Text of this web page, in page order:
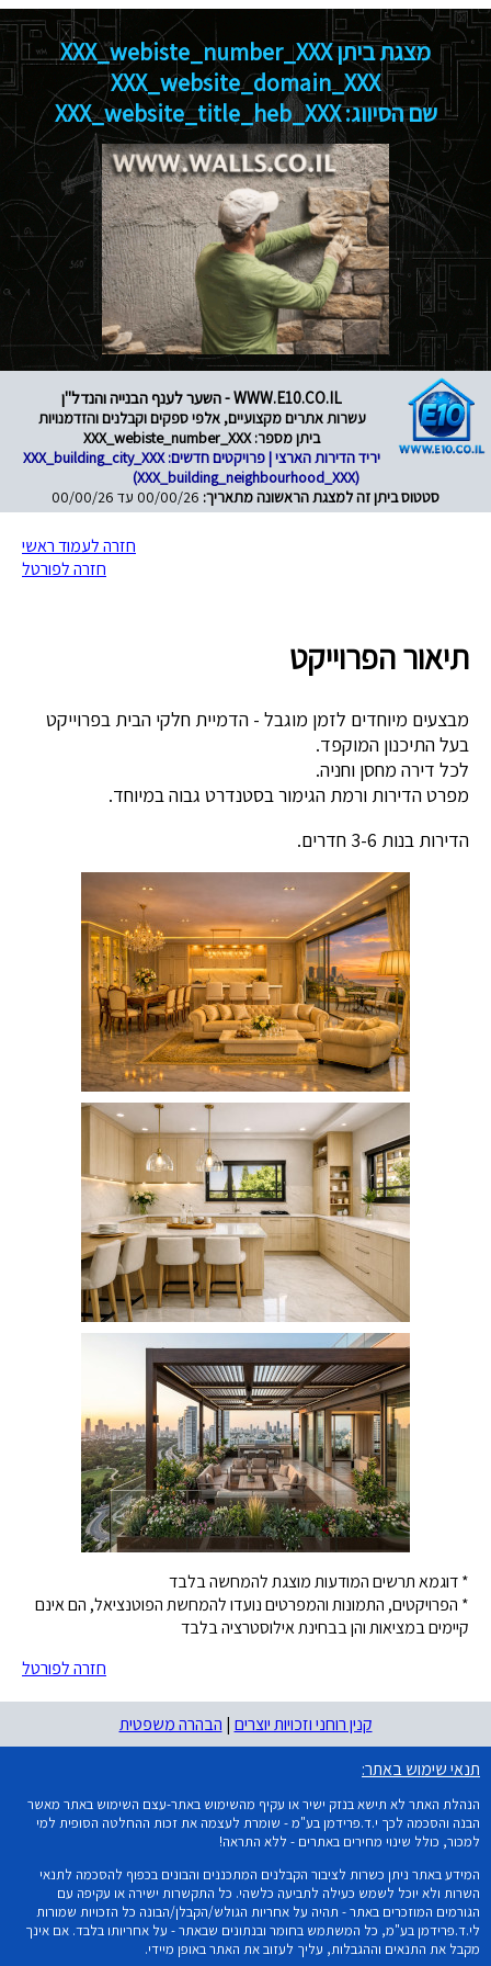
מצגת ביתן XXX_webiste_number_XXX
XXX_website_domain_XXX
שם הסיווג: XXX_website_title_heb_XXX
WWW.E10.CO.IL - השער לענף הבנייה והנדל"ן
עשרות אתרים מקצועיים, אלפי ספקים וקבלנים והזדמנויות
ביתן מספר: XXX_webiste_number_XXX
יריד הדירות הארצי | פרויקטים חדשים: XXX_building_city_XXX
(XXX_building_neighbourhood_XXX)
סטטוס ביתן זה למצגת הראשונה מתאריך: 00/00/26 עד 00/00/26
חזרה לעמוד ראשי
חזרה לפורטל
תיאור הפרוייקט
מבצעים מיוחדים לזמן מוגבל - הדמיית חלקי הבית בפרוייקט
בעל התיכנון המוקפד.
לכל דירה מחסן וחניה.
מפרט הדירות ורמת הגימור בסטנדרט גבוה במיוחד.
הדירות בנות 3-6 חדרים.
* דוגמא תרשים המודעות מוצגת להמחשה בלבד
* הפרויקטים, התמונות והמפרטים נועדו להמחשת הפוטנציאל, הם אינם
קיימים במציאות והן בבחינת אילוסטרציה בלבד
חזרה לפורטל
קנין רוחני וזכויות יוצרים | הבהרה משפטית
תנאי שימוש באתר:
הנהלת האתר לא תישא בנזק ישיר או עקיף מהשימוש באתר-עצם השימוש באתר מאשר
הבנה והסכמה לכך י.ד.פרידמן בע"מ - שומרת לעצמה את זכות ההחלטה הסופית למי
למכור, כולל שינוי מחירים באתרים - ללא התראה!
המידע באתר ניתן כשרות לציבור הקבלנים המתכננים והבונים בכפוף להסכמה לתנאי
השרות ולא יוכל לשמש כעילה לתביעה כלשהי. כל התקשרות ישירה או עקיפה עם
הגורמים המוזכרים באתר - תהיה על אחריות הגולש/הקבלן/הבונה כל הזכויות שמורות
לי.ד.פרידמן בע"מ, כל המשתמש בחומר ובנתונים שבאתר - על אחריותו בלבד. אם אינך
מקבל את התנאים וההגבלות, עליך לעזוב את האתר באופן מיידי.